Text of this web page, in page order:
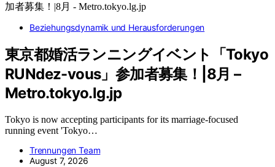
Beziehungsdynamik und Herausforderungen
東京都婚活ランニングイベント「Tokyo
RUNdez-vous」参加者募集！|8月 –
Metro.tokyo.lg.jp
Tokyo is now accepting participants for its marriage-focused
running event 'Tokyo…
Trennungen Team
August 7, 2026